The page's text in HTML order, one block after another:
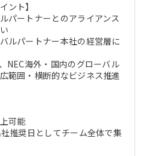
ント】
パートナーとのアライアンス
ルパートナー本社の経営層に
NEC海外・国内のグローバル
範囲・横断的なビジネス推進
可能
推奨日としてチーム全体で集